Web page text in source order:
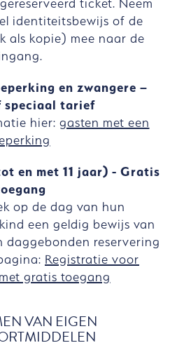
identiteitsbewijs of de
als kopie) mee naar de
en zwangere –
speciaal tarief
hier: gasten met een
en met 11 jaar) - Gratis
op de dag van hun
een geldig bewijs van
daggebonden reservering
Registratie voor
gratis toegang
VAN EIGEN